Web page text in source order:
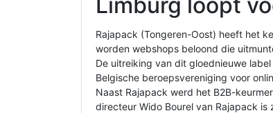
Rajapack (Tongeren-Oost) heeft het
worden webshops beloond die
De uitreiking van dit gloednieuwe
Belgische beroepsvereniging voor
Naast Rajapack werd het B2B-
directeur Wido Bourel van Rajapack